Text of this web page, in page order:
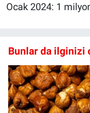
Ocak 2024: 1
Bunlar da ilginizi